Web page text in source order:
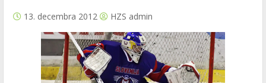
13. decembra 2012 HZS admin